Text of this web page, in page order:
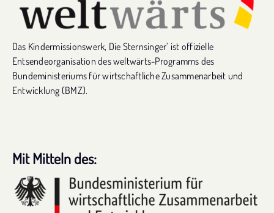
Das Kindermissionswerk, Die Sternsinger’ ist offizielle
Entsendeorganisation des weltwärts-Programms des
Bundeministeriums für wirtschaftliche Zusammenarbeit und
Entwicklung (BMZ).
Mit Mitteln des: